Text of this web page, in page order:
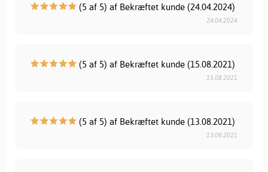
(5 af 5) af Bekræftet kunde (24.04.2024)
24.04.2024
(5 af 5) af Bekræftet kunde (15.08.2021)
15.08.2021
(5 af 5) af Bekræftet kunde (13.08.2021)
13.08.2021